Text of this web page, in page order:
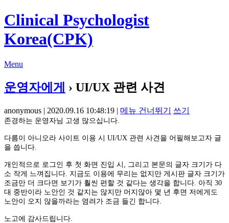
Clinical Psychologist
Korea(CPK)
Menu
운영자에게 › UI/UX 관련 사견
anonymous | 2020.09.16 10:48:19 | 메뉴 건너뛰기 쓰기
존경하는 운영자님 고생 많으십니다.
다름이 아니오라 사이트 이용 시 UI/UX 관련 사견을 어필해보고자 글
을 씁니다.
개인적으로 로그인 후 첫 화면 진입 시, 그리고 본문의 글자 크기가 다
소 작게 느껴집니다. 지금도 이용에 무리는 없지만 게시판 글자 크기가
조금만 더 크다면 보기가 훨씬 편할 것 같다는 생각을 합니다. 아직 30
대 중반이라 노안인 것 같지는 않지만 머지않아 몇 년 후면 저에게도
노안이 오지 않을까라는 염려가 조금 들긴 합니다.
노고에 감사드립니다.